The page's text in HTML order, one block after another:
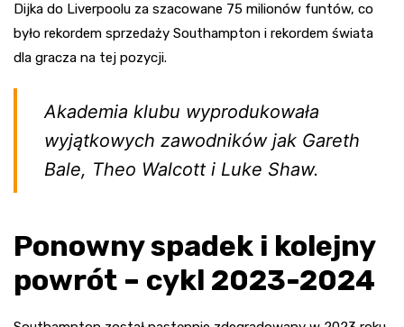
Dijka do Liverpoolu za szacowane 75 milionów funtów, co
było rekordem sprzedaży Southampton i rekordem świata
dla gracza na tej pozycji.
Akademia klubu wyprodukowała
wyjątkowych zawodników jak Gareth
Bale, Theo Walcott i Luke Shaw.
Ponowny spadek i kolejny
powrót – cykl 2023-2024